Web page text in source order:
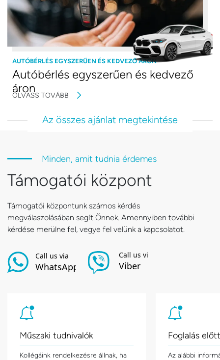
AUTÓBÉRLÉS EGYSZERŰEN ÉS KEDVEZŐ ÁRON
Autóbérlés egyszerűen és kedvező
áron
OLVASS TOVÁBB
Az összes ajánlat megtekintése
Minden, amit tudnia érdemes
Támogatói központ
Támogatói központunk számos kérdés
megválaszolásában segít Önnek. Amennyiben további
kérdése merülne fel, vegye fel velünk a kapcsolatot.
Műszaki tudnivalók
Kollégáink rendelkezésre állnak, ha
Foglalás előtt
Az alábbi